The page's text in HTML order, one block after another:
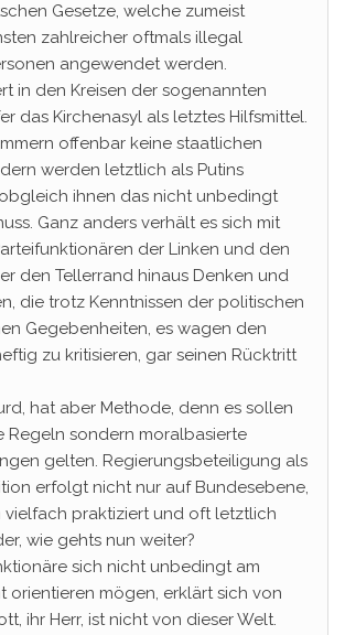
Gesetze, welche zumeist
zahlreicher oftmals illegal
angewendet werden.
in den Kreisen der sogenannten
das Kirchenasyl als letztes Hilfsmittel.
offenbar keine staatlichen
werden letztlich als Putins
ihnen das nicht unbedingt
Ganz anders verhält es sich mit
der Linken und den
den Tellerrand hinaus Denken und
die trotz Kenntnissen der politischen
Gegebenheiten, es wagen den
zu kritisieren, gar seinen Rücktritt
hat aber Methode, denn es sollen
Regeln sondern moralbasierte
gelten. Regierungsbeteiligung als
erfolgt nicht nur auf Bundesebene,
vielfach praktiziert und oft letztlich
wie gehts nun weiter?
sich nicht unbedingt am
orientieren mögen, erklärt sich von
ihr Herr, ist nicht von dieser Welt.